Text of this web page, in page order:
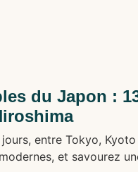
du Japon :
entre Tokyo,
et savourez